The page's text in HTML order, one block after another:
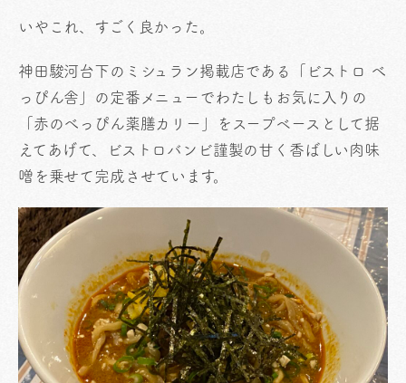
いやこれ、すごく良かった。
神田駿河台下のミシュラン掲載店である「ビストロ べ
っぴん舎」の定番メニューでわたしもお気に入りの
「赤のべっぴん薬膳カリー」をスープベースとして据
えてあげて、ビストロバンビ謹製の甘く香ばしい肉味
噌を乗せて完成させています。